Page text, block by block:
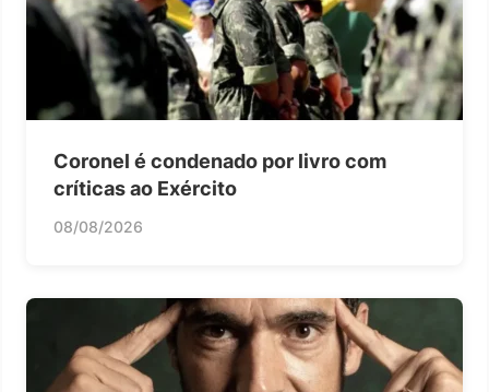
Coronel é condenado por livro com
críticas ao Exército
08/08/2026